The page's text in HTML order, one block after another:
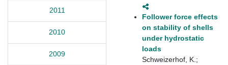
2011
2010
2009
Follower force effects
on stability of shells
under hydrostatic
loads
Schweizerhof, K.;